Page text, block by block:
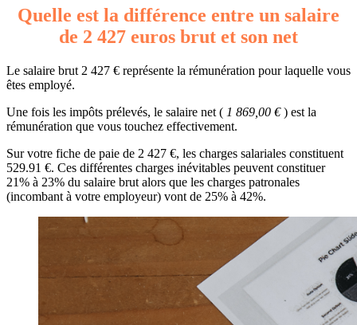
Quelle est la différence entre un salaire
de 2 427 euros brut et son net
Le salaire brut 2 427 € représente la rémunération pour laquelle vous
êtes employé.
Une fois les impôts prélevés, le salaire net ( 1 869,00 €) est la
rémunération que vous touchez effectivement.
Sur votre fiche de paie de 2 427 €, les charges salariales constituent
529.91 €. Ces différentes charges inévitables peuvent constituer
21% à 23% du salaire brut alors que les charges patronales
(incombant à votre employeur) vont de 25% à 42%.